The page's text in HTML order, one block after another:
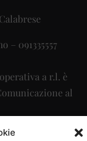
– 091335557
a r.l. è
al